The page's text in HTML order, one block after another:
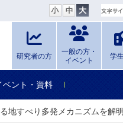
研究者の方
一般の方・
イベント
学
ベント・資料
地すべり多発メカニズムを解